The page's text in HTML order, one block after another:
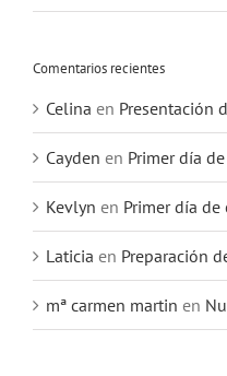
Comentarios recientes
Celina en Presentación
Cayden en Primer día
Kevlyn en Primer día de
Laticia en Preparación
mª carmen martin en